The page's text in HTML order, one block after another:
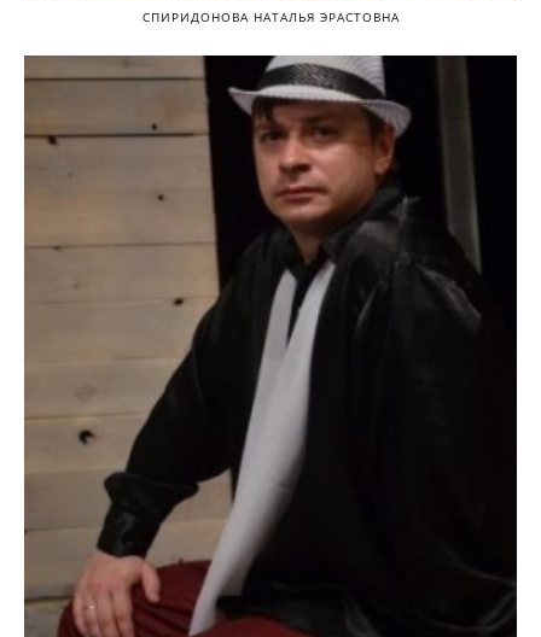
СПИРИДОНОВА НАТАЛЬЯ ЭРАСТОВНА